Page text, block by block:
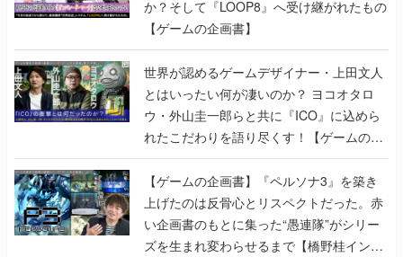
か？そして『LOOP8』へ受け継がれたもの
【ゲームの企画書】
世界が認めるゲームデザイナー・上田文人
とはいったい何が凄いのか？ ヨコオタロ
ウ・外山圭一郎らと共に『ICO』に込めら
れたこだわりを語り尽くす！【ゲームの企
画書】
【ゲームの企画書】『ペルソナ3』を築き
上げたのは反骨心とリスペクトだった。赤
い企画書のもとに集った“愚連隊”がシリー
ズを生まれ変わらせるまで【橋野桂インタ